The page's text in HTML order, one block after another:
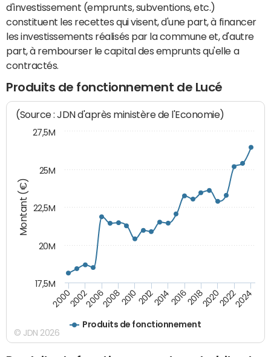
d'investissement (emprunts, subventions, etc.)
constituent les recettes qui visent, d'une part, à financer
les investissements réalisés par la commune et, d'autre
part, à rembourser le capital des emprunts qu'elle a
contractés.
Produits de fonctionnement de Lucé
Montant (€)
(Source : JDN d'après ministère de l'Economie)
Produits de fonctionnement
200020022006200820102012201420162018202020222024
17,5M
20M
22,5M
25M
27,5M
© JDN 2026